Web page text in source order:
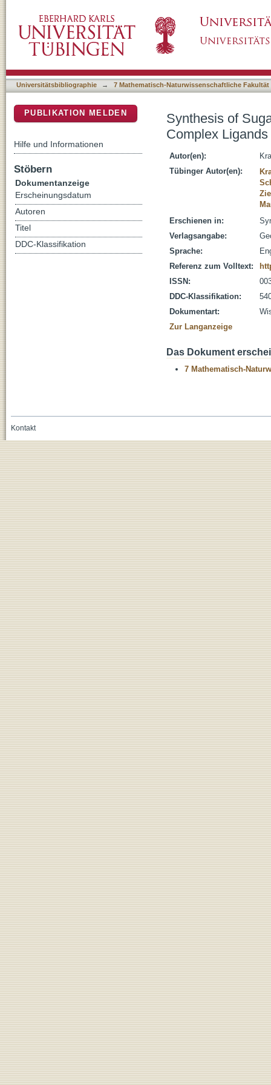
Universitätsbibliographie → 7 Mathematisch-Naturwissenschaftliche Fakultät
Synthesis of
Complex Ligands
Autor(en):
Tübinger Autor(en):
Erschienen in:
Verlagsangabe:
Sprache:
Referenz zum Volltext:
ISSN:
DDC-Klassifikation:
Dokumentart:
Zur Langanzeige
Das Dokument
7 Mathematisch-
PUBLIKATION MELDEN
Hilfe und Informationen
Stöbern
Dokumentanzeige
Erscheinungsdatum
Autoren
Titel
DDC-Klassifikation
Kontakt